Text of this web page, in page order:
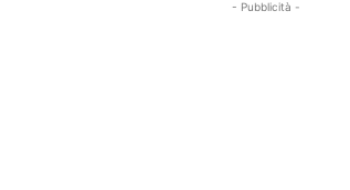
- Pubblicità -